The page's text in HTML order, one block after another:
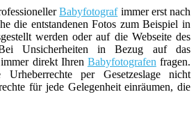
Babyfotografimmer erst nach
die entstandenen Fotos zum Beispiel in
werden oder auf die Webseite des
Unsicherheiten in Bezug auf das
direkt Ihren Babyfotografen fragen.
per Gesetzeslage nicht
für jede Gelegenheit einräumen, die